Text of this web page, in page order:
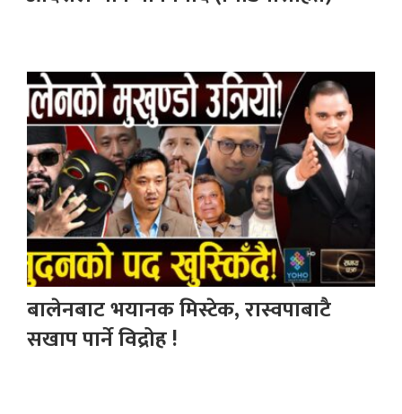
बालेनबाट भयानक मिस्टेक, रास्वपाबाटै
सखाप पार्ने विद्रोह !